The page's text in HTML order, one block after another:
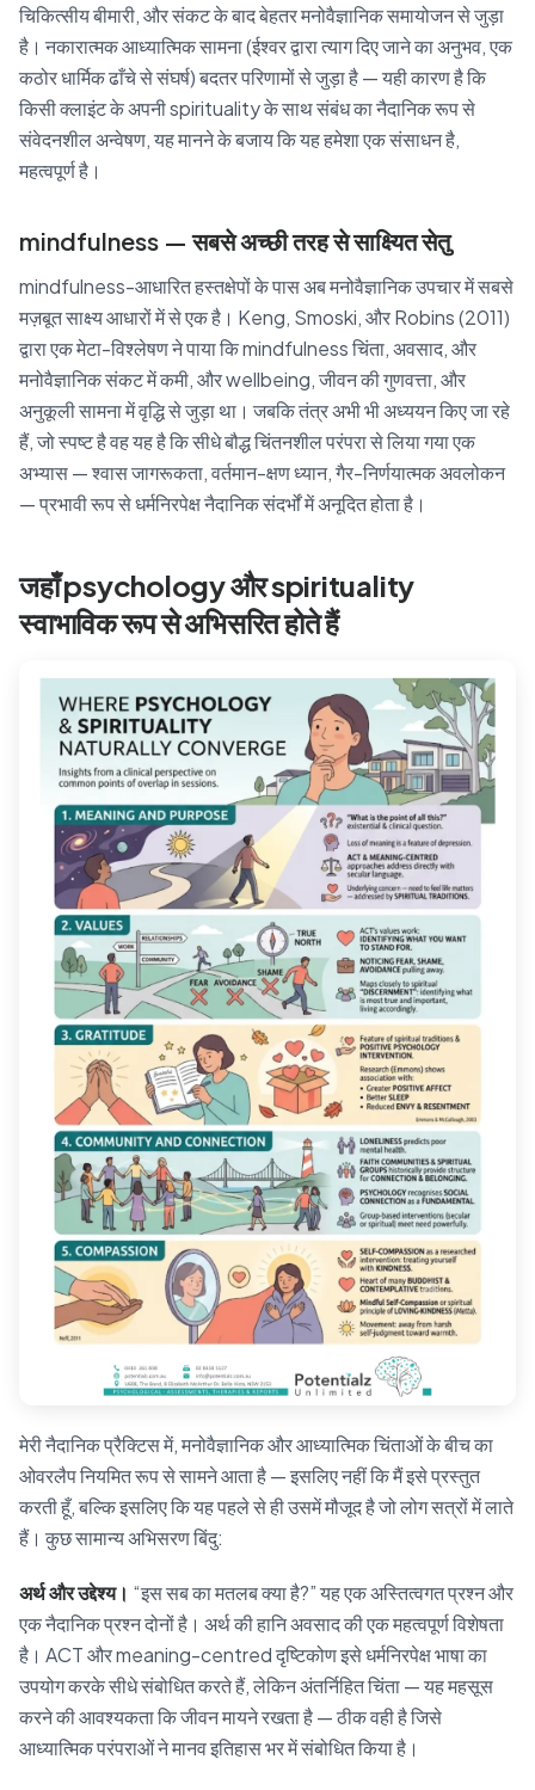
चिकित्सीय बीमारी, और संकट के बाद बेहतर मनोवैज्ञानिक समायोजन से जुड़ा
है। नकारात्मक आध्यात्मिक सामना (ईश्वर द्वारा त्याग दिए जाने का अनुभव, एक
कठोर धार्मिक ढाँचे से संघर्ष) बदतर परिणामों से जुड़ा है — यही कारण है कि
किसी क्लाइंट के अपनी spirituality के साथ संबंध का नैदानिक रूप से
संवेदनशील अन्वेषण, यह मानने के बजाय कि यह हमेशा एक संसाधन है,
महत्वपूर्ण है।
mindfulness — सबसे अच्छी तरह से साक्ष्यित सेतु
mindfulness-आधारित हस्तक्षेपों के पास अब मनोवैज्ञानिक उपचार में सबसे
मज़बूत साक्ष्य आधारों में से एक है। Keng, Smoski, और Robins (2011)
द्वारा एक मेटा-विश्लेषण ने पाया कि mindfulness चिंता, अवसाद, और
मनोवैज्ञानिक संकट में कमी, और wellbeing, जीवन की गुणवत्ता, और
अनुकूली सामना में वृद्धि से जुड़ा था। जबकि तंत्र अभी भी अध्ययन किए जा रहे
हैं, जो स्पष्ट है वह यह है कि सीधे बौद्ध चिंतनशील परंपरा से लिया गया एक
अभ्यास — श्वास जागरूकता, वर्तमान-क्षण ध्यान, गैर-निर्णयात्मक अवलोकन
— प्रभावी रूप से धर्मनिरपेक्ष नैदानिक संदर्भों में अनूदित होता है।
जहाँ psychology और spirituality
स्वाभाविक रूप से अभिसरित होते हैं
मेरी नैदानिक प्रैक्टिस में, मनोवैज्ञानिक और आध्यात्मिक चिंताओं के बीच का
ओवरलैप नियमित रूप से सामने आता है — इसलिए नहीं कि मैं इसे प्रस्तुत
करती हूँ, बल्कि इसलिए कि यह पहले से ही उसमें मौजूद है जो लोग सत्रों में लाते
हैं। कुछ सामान्य अभिसरण बिंदु:
अर्थ और उद्देश्य। “इस सब का मतलब क्या है?” यह एक अस्तित्वगत प्रश्न और
एक नैदानिक प्रश्न दोनों है। अर्थ की हानि अवसाद की एक महत्वपूर्ण विशेषता
है। ACT और meaning-centred दृष्टिकोण इसे धर्मनिरपेक्ष भाषा का
उपयोग करके सीधे संबोधित करते हैं, लेकिन अंतर्निहित चिंता — यह महसूस
करने की आवश्यकता कि जीवन मायने रखता है — ठीक वही है जिसे
आध्यात्मिक परंपराओं ने मानव इतिहास भर में संबोधित किया है।